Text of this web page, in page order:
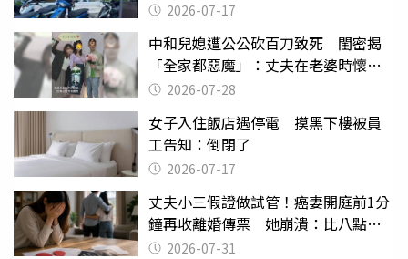
2026-07-17
中和兒媳遭公公砍百刀致死 閨密揭
「全家都惡魔」：丈夫在老婆時懷孕
摔東西
2026-07-28
女子入住飯店遇停電 摸黑下樓被員
工告知：倒閉了
2026-07-17
丈夫小三假證做試管！癌妻開庭前1分
鐘再收離婚傳票 她崩潰：比八點檔
還扯2026-07-31